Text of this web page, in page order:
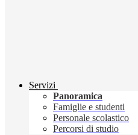
Servizi
Panoramica
Famiglie e studenti
Personale scolastico
Percorsi di studio